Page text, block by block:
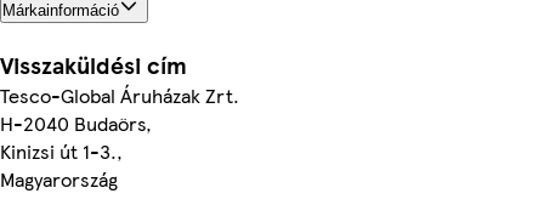
Márkainformáció
Visszaküldési cím
Tesco-Global Áruházak Zrt.
H-2040 Budaörs,
Kinizsi út 1-3.,
Magyarország